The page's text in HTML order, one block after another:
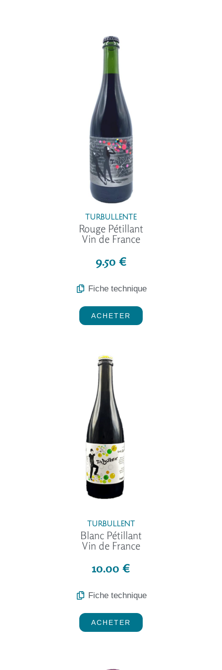
TURBULLENTE
Rouge Pétillant
Vin de France
9.50 €
Fiche technique
ACHETER
TURBULLENT
Blanc Pétillant
Vin de France
10.00 €
Fiche technique
ACHETER